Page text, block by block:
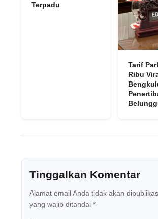
Terpadu
Tarif
Ribu
Tinggalkan Komentar
Alamat email Anda tidak akan
yang wajib ditandai *